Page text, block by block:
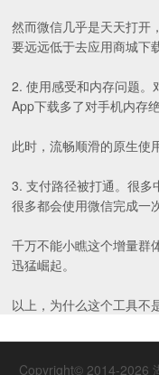
然而微信几乎是天天打开
要远远低于去应用商城下
2. 使用感受和内存问题。
App下载多了对手机内存
此时，流畅顺滑的原生使
3. 支付路径被打通。很多
很多都会使用微信完成一
千万不能小瞧这个增量群
迅猛崛起。
以上，为什么这个工具不
Copyright© 2014-2026